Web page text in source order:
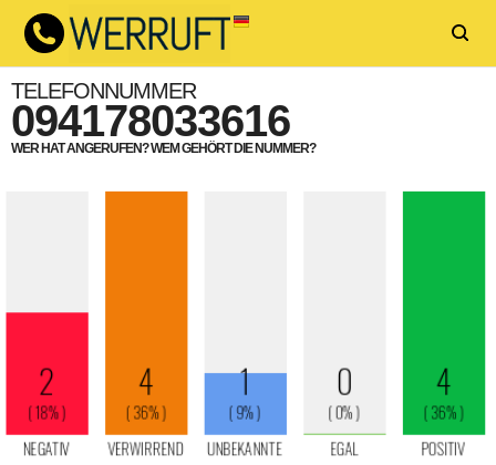
TELEFONNUMMER
094178033616
WER HAT ANGERUFEN? WEM GEHÖRT DIE NUMMER?